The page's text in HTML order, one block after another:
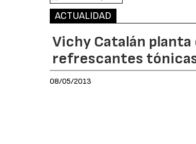
ACTUALIDAD
Vichy Catalán planta
refrescantes
08/05/2013